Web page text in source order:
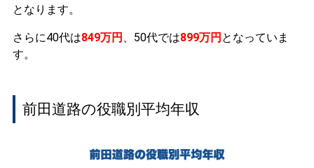
となります。
さらに40代は849万円 、50代では899万円 となっていま
す。
前田道路の役職別平均年収